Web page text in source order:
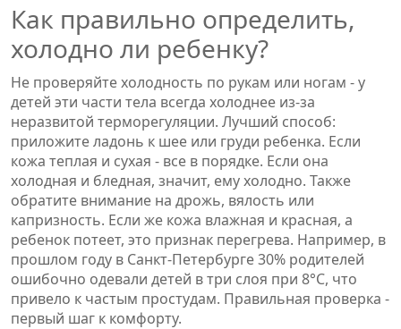
Как правильно определить,
холодно ли ребенку?
Не проверяйте холодность по рукам или ногам - у
детей эти части тела всегда холоднее из-за
неразвитой терморегуляции. Лучший способ:
приложите ладонь к шее или груди ребенка. Если
кожа теплая и сухая - все в порядке. Если она
холодная и бледная, значит, ему холодно. Также
обратите внимание на дрожь, вялость или
капризность. Если же кожа влажная и красная, а
ребенок потеет, это признак перегрева. Например, в
прошлом году в Санкт-Петербурге 30% родителей
ошибочно одевали детей в три слоя при 8°C, что
привело к частым простудам. Правильная проверка -
первый шаг к комфорту.